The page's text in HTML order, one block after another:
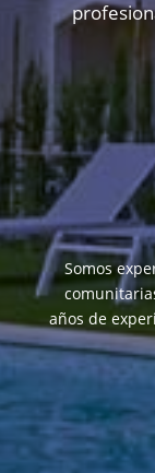
Somos
años de